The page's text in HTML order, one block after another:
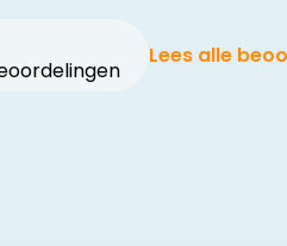
Lees alle